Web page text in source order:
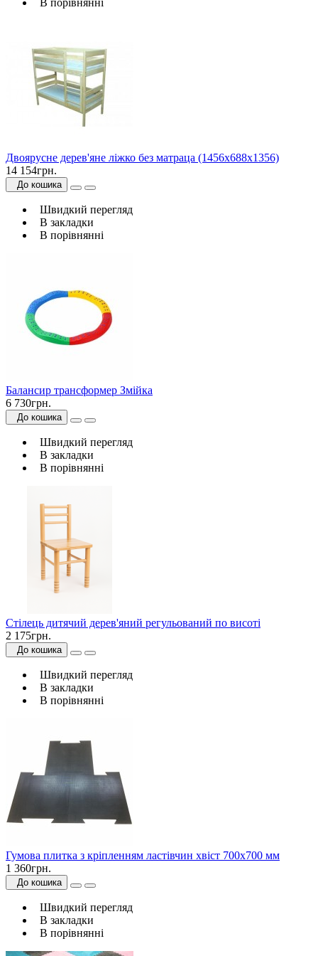
В порівнянні
Двоярусне дерев'яне ліжко без матраца (1456х688х1356)
14 154грн.
До кошика
Швидкий перегляд
В закладки
В порівнянні
Балансир трансформер Змійка
6 730грн.
До кошика
Швидкий перегляд
В закладки
В порівнянні
Стілець дитячий дерев'яний регульований по висоті
2 175грн.
До кошика
Швидкий перегляд
В закладки
В порівнянні
Гумова плитка з кріпленням ластівчин хвіст 700х700 мм
1 360грн.
До кошика
Швидкий перегляд
В закладки
В порівнянні